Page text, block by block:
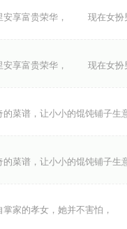
享富贵荣华， 现在女
享富贵荣华， 现在女
菜谱，让小小的馄饨铺子
菜谱，让小小的馄饨铺子
的孝女，她并不害怕，